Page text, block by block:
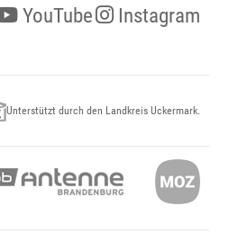
YouTube Instagram
Unterstützt durch den Landkreis Uckermark.